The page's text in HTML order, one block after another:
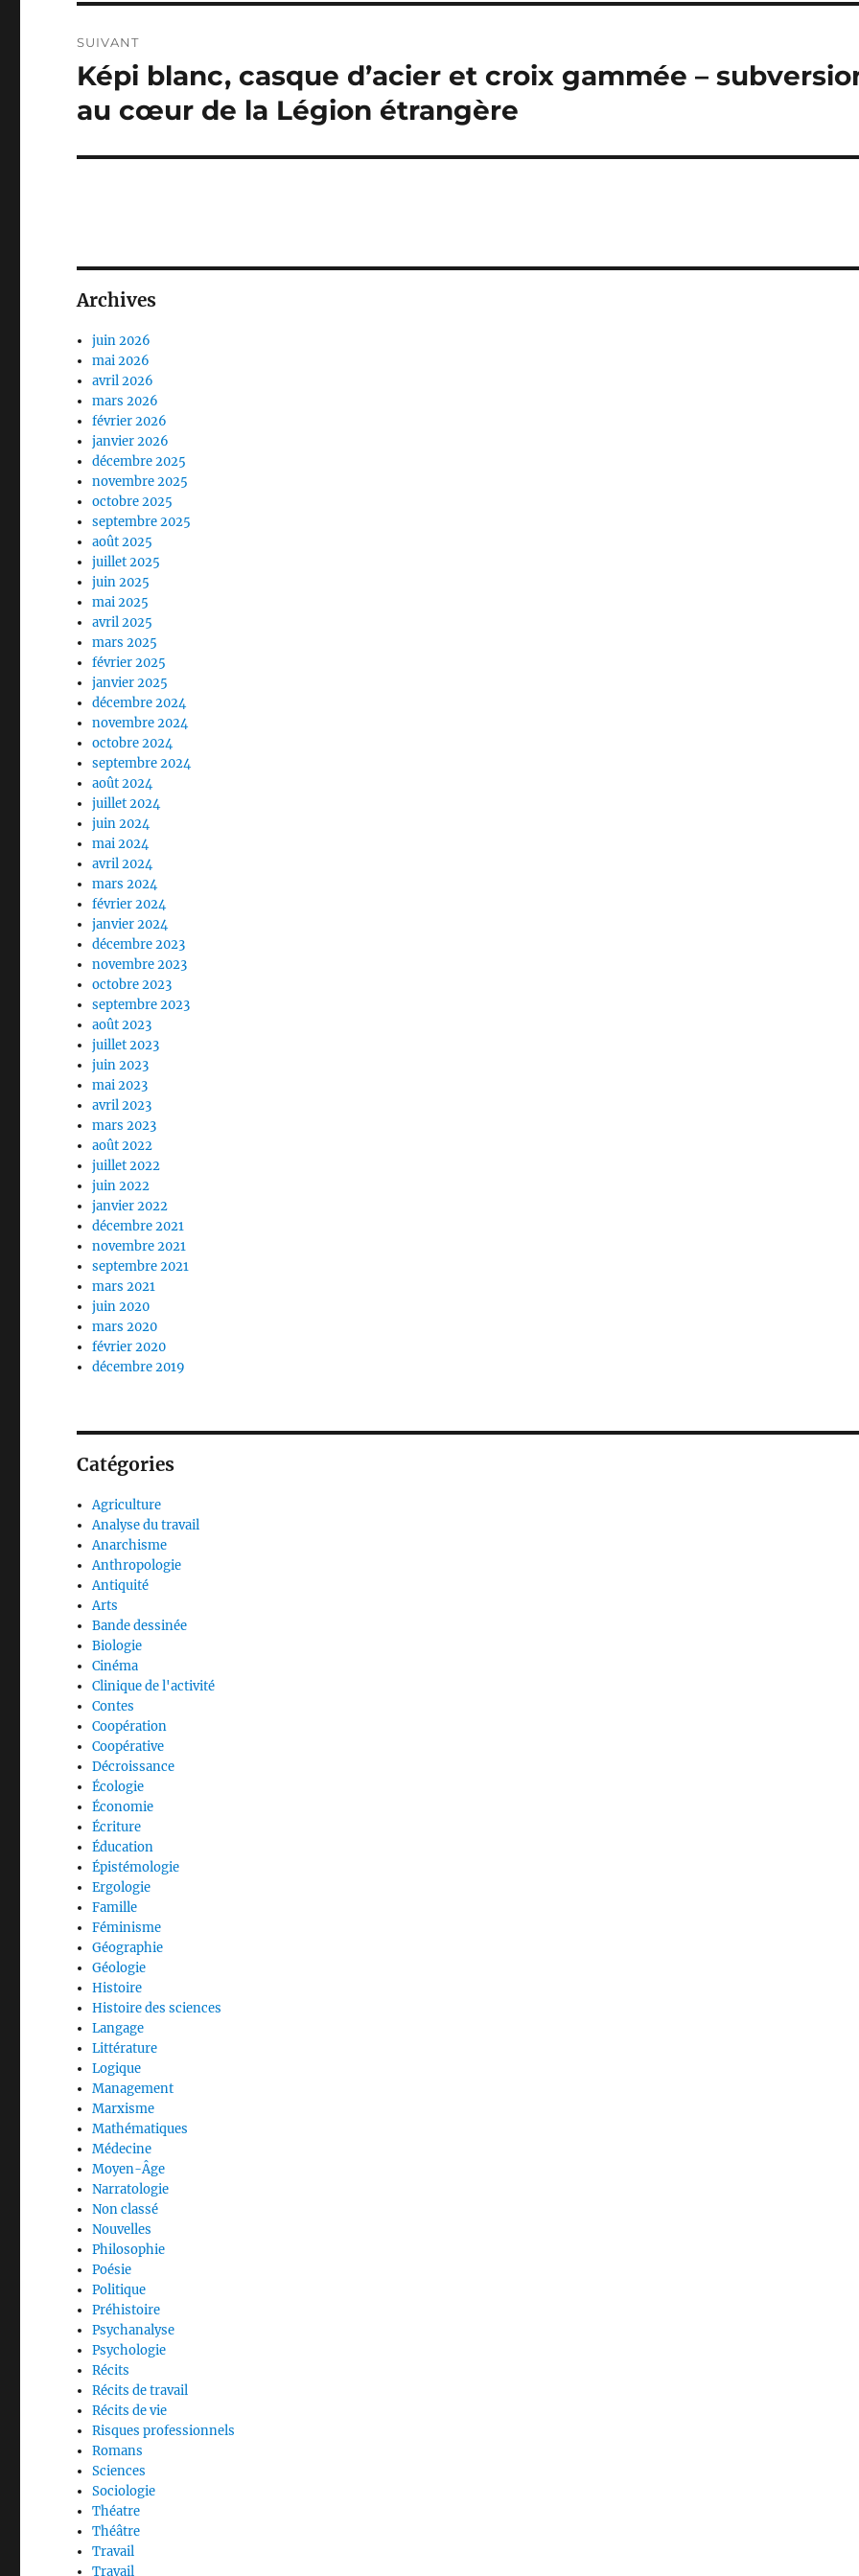
SUIVANT
Publication
Képi blanc, casque d’acier et croix gammée –
au cœur de la Légion étrangère
Archives
juin 2026
mai 2026
avril 2026
mars 2026
février 2026
janvier 2026
décembre 2025
novembre 2025
octobre 2025
septembre 2025
août 2025
juillet 2025
juin 2025
mai 2025
avril 2025
mars 2025
février 2025
janvier 2025
décembre 2024
novembre 2024
octobre 2024
septembre 2024
août 2024
juillet 2024
juin 2024
mai 2024
avril 2024
mars 2024
février 2024
janvier 2024
décembre 2023
novembre 2023
octobre 2023
septembre 2023
août 2023
juillet 2023
juin 2023
mai 2023
avril 2023
mars 2023
août 2022
juillet 2022
juin 2022
janvier 2022
décembre 2021
novembre 2021
septembre 2021
mars 2021
juin 2020
mars 2020
février 2020
décembre 2019
Catégories
Agriculture
Analyse du travail
Anarchisme
Anthropologie
Antiquité
Arts
Bande dessinée
Biologie
Cinéma
Clinique de l'activité
Contes
Coopération
Coopérative
Décroissance
Écologie
Économie
Écriture
Éducation
Épistémologie
Ergologie
Famille
Féminisme
Géographie
Géologie
Histoire
Histoire des sciences
Langage
Littérature
Logique
Management
Marxisme
Mathématiques
Médecine
Moyen-Âge
Narratologie
Non classé
Nouvelles
Philosophie
Poésie
Politique
Préhistoire
Psychanalyse
Psychologie
Récits
Récits de travail
Récits de vie
Risques professionnels
Romans
Sciences
Sociologie
Théatre
Théâtre
Travail
Travail